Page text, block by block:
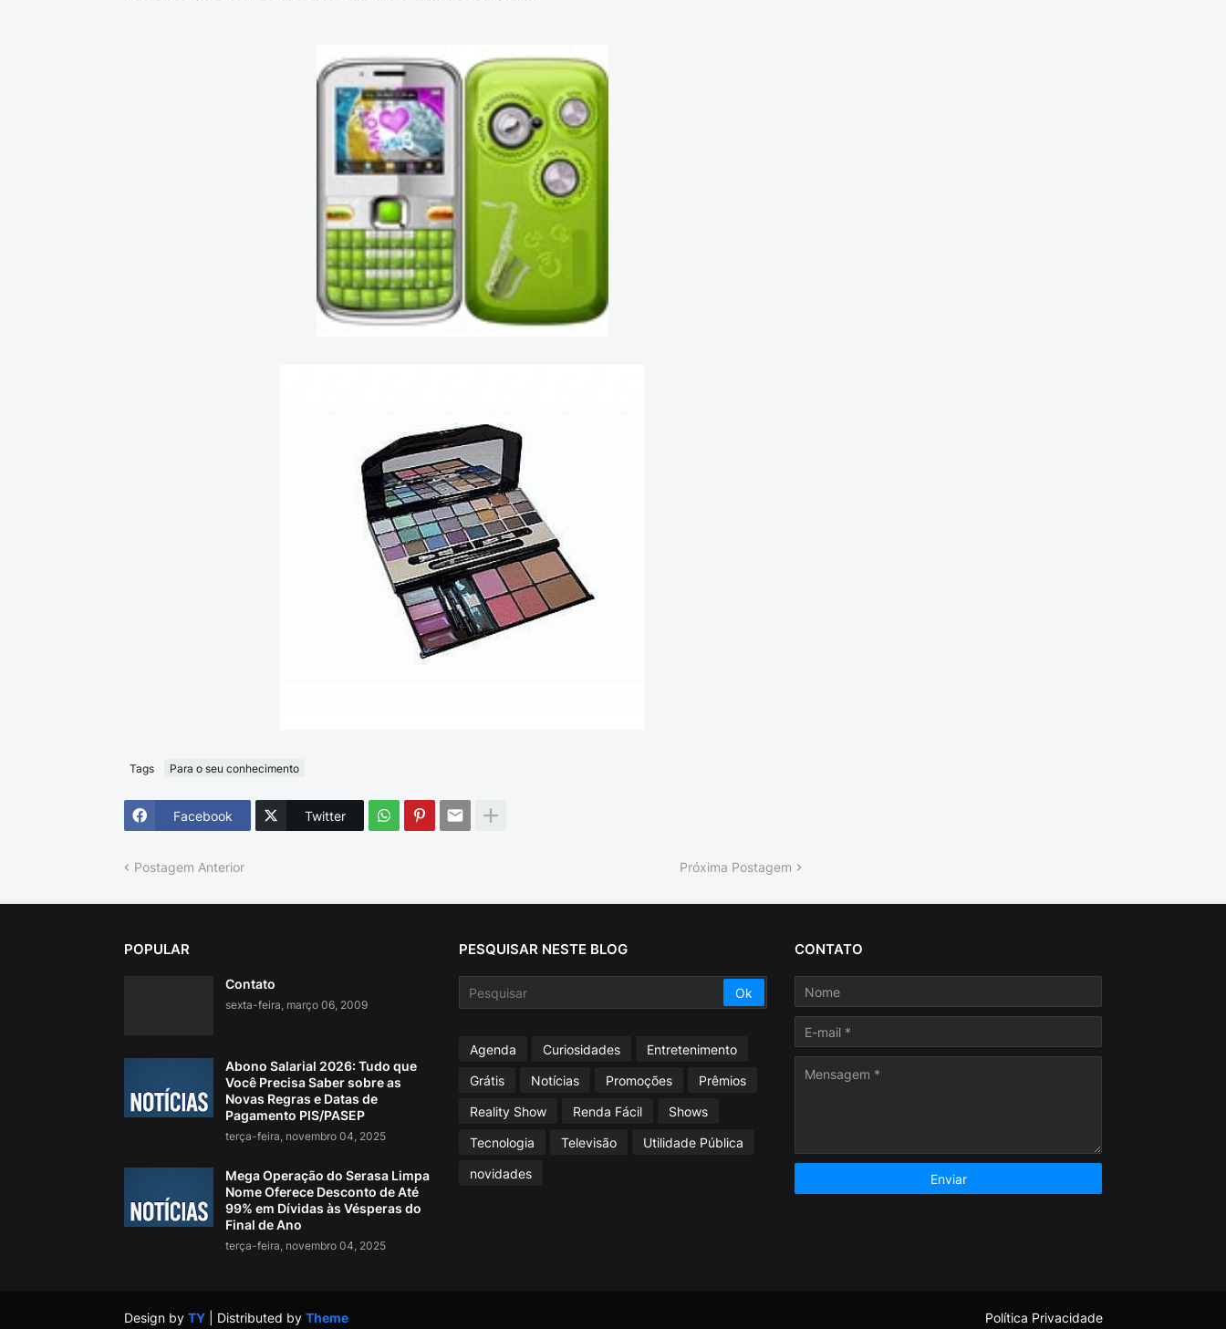
Tags Para o seu conhecimento
Facebook Twitter
Postagem Anterior Próxima Postagem
POPULAR
Contato
sexta-feira, março 06, 2009
Abono Salarial 2026: Tudo que
Você Precisa Saber sobre as
Novas Regras e Datas de
Pagamento PIS/PASEP
terça-feira, novembro 04, 2025
Mega Operação do Serasa Limpa
Nome Oferece Desconto de Até
99% em Dívidas às Vésperas do
Final de Ano
terça-feira, novembro 04, 2025
PESQUISAR NESTE BLOG
Agenda Curiosidades
Entretenimento
Grátis
Notícias Promoções
Prêmios
Reality Show
Renda Fácil
Shows
Tecnologia
Televisão
Utilidade Pública
novidades
CONTATO
Design by TY| Distributed by Theme Política Privacidade